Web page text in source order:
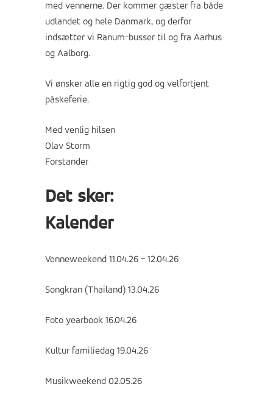
med vennerne. Der kommer gæster fra både
udlandet og hele Danmark, og derfor
indsætter vi Ranum-busser til og fra Aarhus
og Aalborg.
Vi ønsker alle en rigtig god og velfortjent
påskeferie.
Med venlig hilsen
Olav Storm
Forstander
Det sker:
Kalender
Venneweekend 11.04.26 – 12.04.26
Songkran (Thailand) 13.04.26
Foto yearbook 16.04.26
Kultur familiedag 19.04.26
Musikweekend 02.05.26